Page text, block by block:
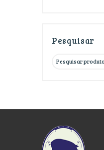
Pesquisar
Pesquisar